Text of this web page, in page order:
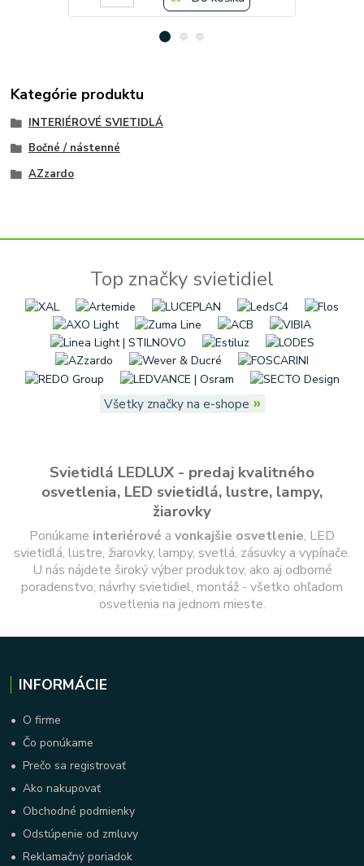
Kategórie produktu
INTERIÉROVÉ SVIETIDLÁ
Bočné / nástenné
AZzardo
Top značky svietidiel
Všetky značky na e-shope »
Svietidlá LEDLUX - predaj kvalitného
osvetlenia, LED svietidlá, lustre, lampy,
žiarovky
Ponúkame interiérové a vonkajšie osvetlenie, LED
svietidlá, lustre, žiarovky, lampy, svetlá, zásuvky a vypínače.
U nás nájdete široký výber produktov, ako aj odborné
poradenstvo, návrhy svietidiel, montáž - všetko ohľadom
osvetlenia na jednom mieste.
INFORMÁCIE
• O firme
• Čo ponúkame
•Prečo sa registrovať
•Ako nakupovať
• Obchodné podmienky
• Odstúpenie od zmluvy
•Reklamačný poriadok